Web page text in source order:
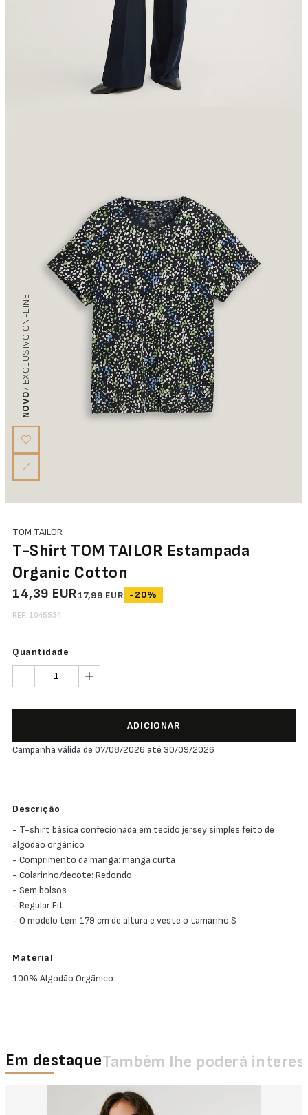
NOVO
/ EXCLUSIVO ON-LINE
TOM TAILOR
T-Shirt TOM TAILOR Estampada
Organic Cotton
14,39 EUR17,99 EUR -20%
REF. 1045534
Quantidade
ADICIONAR
Campanha válida de 07/08/2026 até 30/09/2026
Descrição
- T-shirt básica confecionada em tecido jersey simples feito de
algodão orgânico
- Comprimento da manga: manga curta
- Colarinho/decote: Redondo
- Sem bolsos
- Regular Fit
- O modelo tem 179 cm de altura e veste o tamanho S
Material
100% Algodão Orgânico
Em destaqueTambém lhe poderá